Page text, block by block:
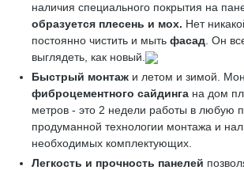
наличия специального покрытия на
образуется плесень и мох. Нет
постоянно чистить и мыть фасад . Он
выглядеть, как новый.
Быстрый монтаж и летом и зимой.
фиброцементного сайдинга на дом
метров - это 2 недели работы в любую
продуманной технологии монтажа и
необходимых комплектующих.
Легкость и прочность панелей